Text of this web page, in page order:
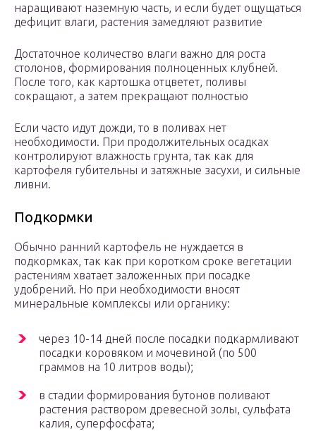
наращивают наземную часть, и если будет ощущаться
дефицит влаги, растения замедляют развитие
Достаточное количество влаги важно для роста
столонов, формирования полноценных клубней.
После того, как картошка отцветет, поливы
сокращают, а затем прекращают полностью
Если часто идут дожди, то в поливах нет
необходимости. При продолжительных осадках
контролируют влажность грунта, так как для
картофеля губительны и затяжные засухи, и сильные
ливни.
Подкормки
Обычно ранний картофель не нуждается в
подкормках, так как при коротком сроке вегетации
растениям хватает заложенных при посадке
удобрений. Но при необходимости вносят
минеральные комплексы или органику:
через 10-14 дней после посадки подкармливают
посадки коровяком и мочевиной (по 500
граммов на 10 литров воды);
в стадии формирования бутонов поливают
растения раствором древесной золы, сульфата
калия, суперфосфата;